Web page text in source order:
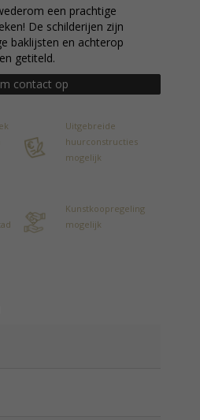
een prachtige
De schilderijen zijn
baklijsten en achterop
getiteld.
contact op
Uitgebreide
huurconstructies
mogelijk
Kunstkoopregeling
mogelijk